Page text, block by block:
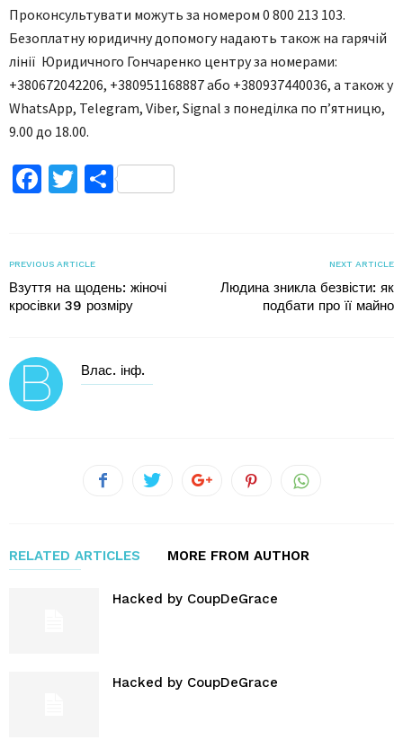
Проконсультувати можуть за номером 0 800 213 103.
Безоплатну юридичну допомогу надають також на гарячій
лінії Юридичного Гончаренко центру за номерами:
+380672042206, +380951168887 або +380937440036, а також у
WhatsApp, Telegram, Viber, Signal з понеділка по п’ятницю,
9.00 до 18.00.
Facebook
TwitterПоділитися
PREVIOUS ARTICLE
Взуття на щодень: жіночі
кросівки 39 розміру
NEXT ARTICLE
Людина зникла безвісти: як
подбати про її майно
Влас. інф.
RELATED ARTICLES MORE FROM AUTHOR
Hacked by CoupDeGrace
Hacked by CoupDeGrace